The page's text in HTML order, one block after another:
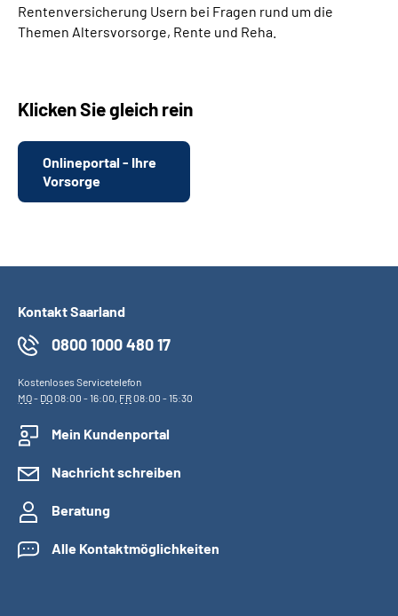
Rentenversicherung Usern bei Fragen rund um die
Themen Altersvorsorge, Rente und Reha.
Klicken Sie gleich rein
Onlineportal - Ihre
Vorsorge
Kontakt Saarland
0800 1000 480 17
Kostenloses Servicetelefon
MO- DO08:00 - 16:00, FR08:00 - 15:30
Mein Kundenportal
Nachricht schreiben
Beratung
Alle Kontaktmöglichkeiten